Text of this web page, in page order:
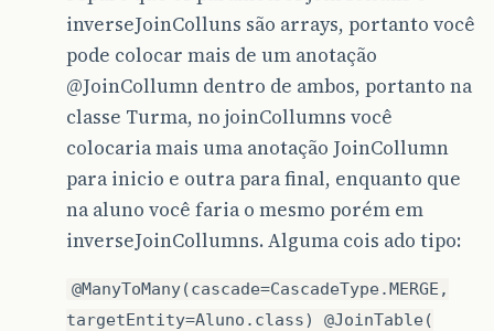
inverseJoinColluns são arrays, portanto você
pode colocar mais de um anotação
@JoinCollumn dentro de ambos, portanto na
classe Turma, no joinCollumns você
colocaria mais uma anotação JoinCollumn
para inicio e outra para final, enquanto que
na aluno você faria o mesmo porém em
inverseJoinCollumns. Alguma cois ado tipo:
@ManyToMany(cascade=CascadeType.MERGE,
targetEntity=Aluno.class) @JoinTable(